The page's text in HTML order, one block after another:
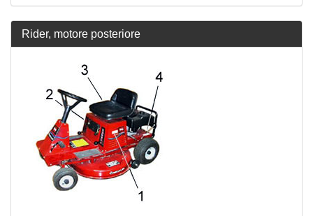
Rider, motore posteriore